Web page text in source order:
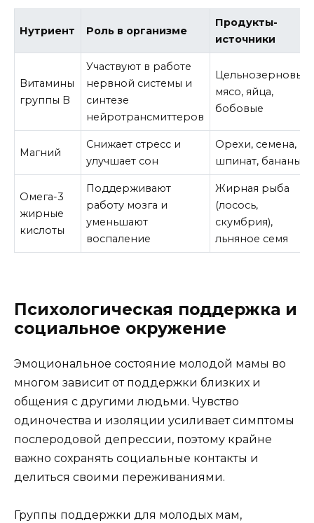
Нутриент Роль в организме
Продукты-
источники
Витамины
группы B
Участвуют в работе
нервной системы и
синтезе
нейротрансмиттеров
Цельнозерновые,
мясо, яйца,
бобовые
Магний
Снижает стресс и
улучшает сон
Орехи, семена,
шпинат, бананы
Омега-3
жирные
кислоты
Поддерживают
работу мозга и
уменьшают
воспаление
Жирная рыба
(лосось,
скумбрия),
льняное семя
Психологическая поддержка и
социальное окружение
Эмоциональное состояние молодой мамы во
многом зависит от поддержки близких и
общения с другими людьми. Чувство
одиночества и изоляции усиливает симптомы
послеродовой депрессии, поэтому крайне
важно сохранять социальные контакты и
делиться своими переживаниями.
Группы поддержки для молодых мам,